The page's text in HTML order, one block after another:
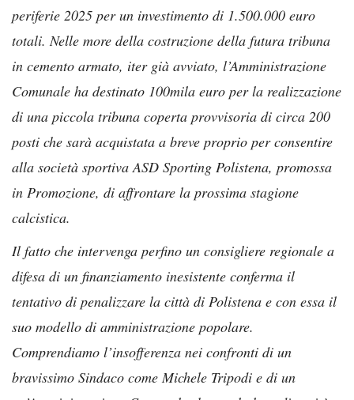
periferie 2025 per un investimento di 1.500.000 euro
totali. Nelle more della costruzione della futura tribuna
in cemento armato, iter già avviato, l’Amministrazione
Comunale ha destinato 100mila euro per la realizzazione
di una piccola tribuna coperta provvisoria di circa 200
posti che sarà acquistata a breve proprio per consentire
alla società sportiva ASD Sporting Polistena, promossa
in Promozione, di affrontare la prossima stagione
calcistica.
Il fatto che intervenga perfino un consigliere regionale a
difesa di un finanziamento inesistente conferma il
tentativo di penalizzare la città di Polistena e con essa il
suo modello di amministrazione popolare.
Comprendiamo l’insofferenza nei confronti di un
bravissimo Sindaco come Michele Tripodi e di un